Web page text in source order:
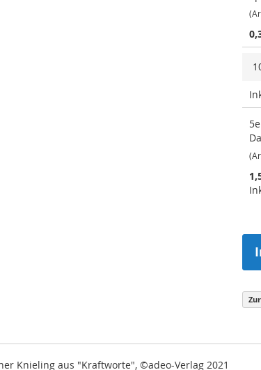
Knieling aus "Kraftworte", ©adeo-Verlag 2021